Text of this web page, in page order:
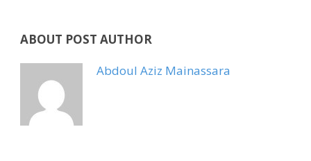
ABOUT POST AUTHOR
Abdoul Aziz Mainassara